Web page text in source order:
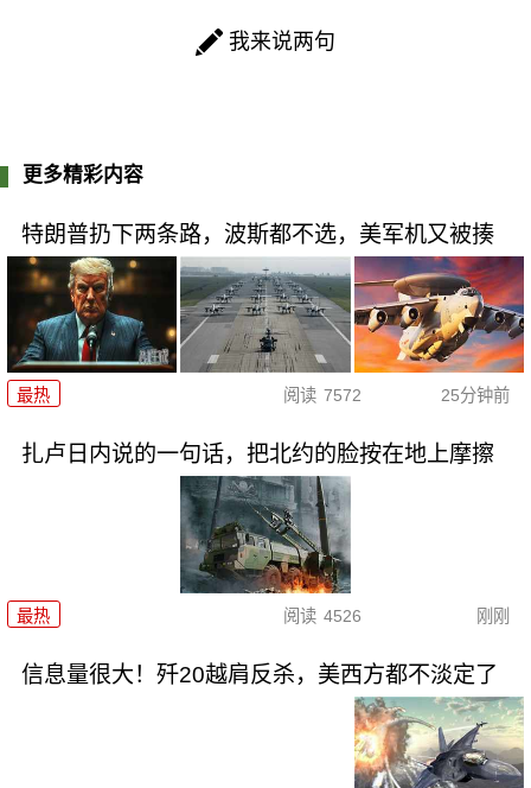
我来说两句
更多精彩内容
特朗普扔下两条路，波斯都不选，美军机又被揍
最热 阅读 7572 25分钟前
扎卢日内说的一句话，把北约的脸按在地上摩擦
最热 阅读 4526 刚刚
信息量很大！歼20越肩反杀，美西方都不淡定了